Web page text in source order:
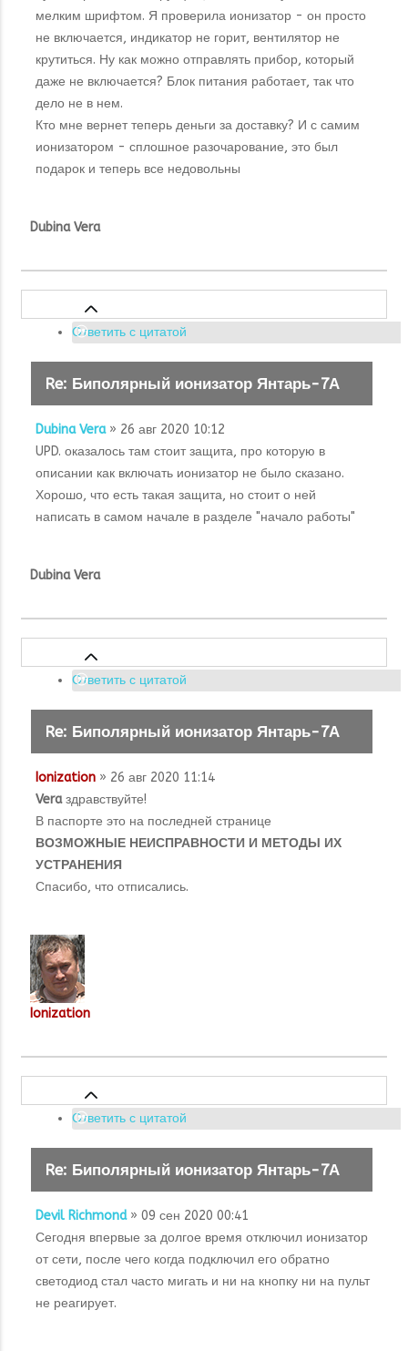
мелким шрифтом. Я проверила ионизатор - он просто
не включается, индикатор не горит, вентилятор не
крутиться. Ну как можно отправлять прибор, который
даже не включается? Блок питания работает, так что
дело не в нем.
Кто мне вернет теперь деньги за доставку? И с самим
ионизатором - сплошное разочарование, это был
подарок и теперь все недовольны
Dubina Vera
Ответить с цитатой
Re: Биполярный ионизатор Янтарь-7А
Dubina Vera» 26 авг 2020 10:12
UPD. оказалось там стоит защита, про которую в
описании как включать ионизатор не было сказано.
Хорошо, что есть такая защита, но стоит о ней
написать в самом начале в разделе "начало работы"
Dubina Vera
Ответить с цитатой
Re: Биполярный ионизатор Янтарь-7А
Ionization » 26 авг 2020 11:14
Veraздравствуйте!
В паспорте это на последней странице
ВОЗМОЖНЫЕ НЕИСПРАВНОСТИ И МЕТОДЫ ИХ
УСТРАНЕНИЯ
Спасибо, что отписались.
Ionization
Ответить с цитатой
Re: Биполярный ионизатор Янтарь-7А
Devil Richmond» 09 сен 2020 00:41
Сегодня впервые за долгое время отключил ионизатор
от сети, после чего когда подключил его обратно
светодиод стал часто мигать и ни на кнопку ни на пульт
не реагирует.